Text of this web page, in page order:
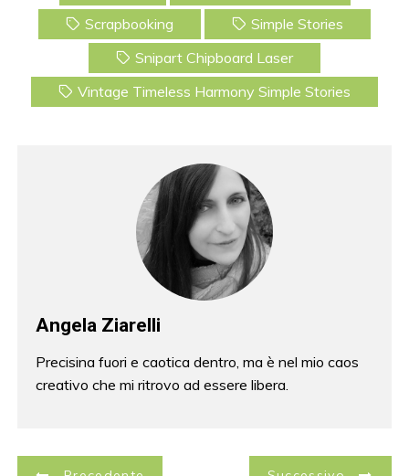
Scrapbooking
Simple Stories
Snipart Chipboard Laser
Vintage Timeless Harmony Simple Stories
Angela Ziarelli
Precisina fuori e caotica dentro, ma è nel mio caos
creativo che mi ritrovo ad essere libera.